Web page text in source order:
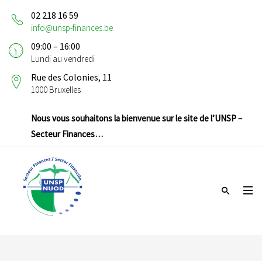
02 218 16 59
info@unsp-finances.be
09:00 – 16:00
Lundi au vendredi
Rue des Colonies, 11
1000 Bruxelles
Nous vous souhaitons la bienvenue sur le site de l’UNSP –
Secteur Finances…